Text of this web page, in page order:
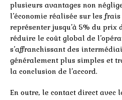
plusieurs avantages non
l’économie réalisée sur les
représenter jusqu’à 5% du prix
réduire le coût global de
s’affranchissant des
généralement plus simples et
la conclusion de l’accord.
En outre, le contact direct avec